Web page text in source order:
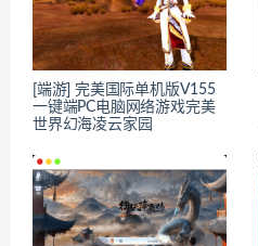
[端游] 完美国际单机版V155
一键端PC电脑网络游戏完美
世界幻海凌云家园